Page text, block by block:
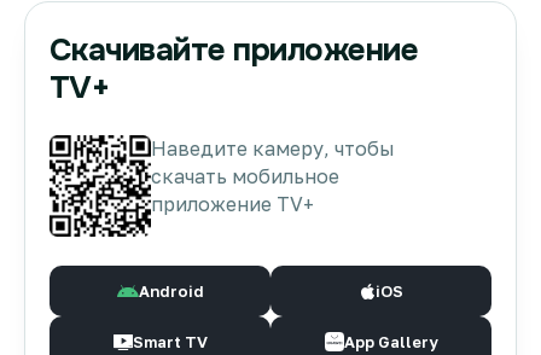
Скачивайте приложение
TV+
Наведите камеру, чтобы
скачать мобильное
приложение TV+
Android iOS
Smart TV App Gallery